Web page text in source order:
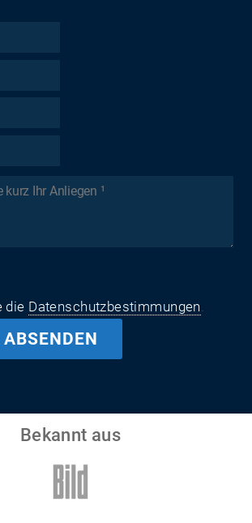
die Datenschutzbestimmungen
Bekannt aus